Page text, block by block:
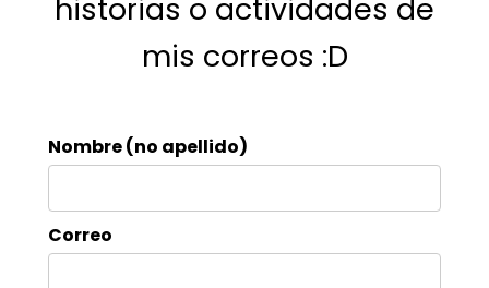
historias o actividades de
mis correos :D
Nombre (no apellido)
Correo